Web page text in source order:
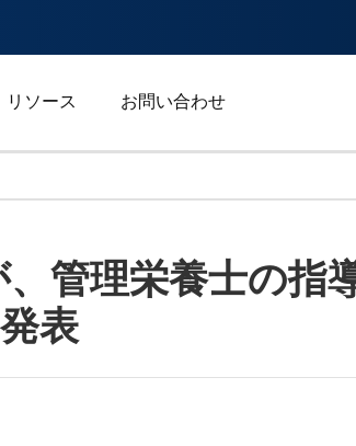
リソース お問い合わせ
エネルギー
管理栄養士の指
表